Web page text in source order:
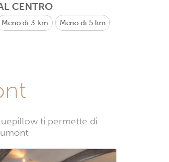
CENTRO
Meno di 3 km Meno di 5 km
ti permette di